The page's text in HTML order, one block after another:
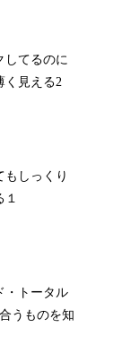
してるのに
く見える2
もしっくり
１
・トータル
うものを知